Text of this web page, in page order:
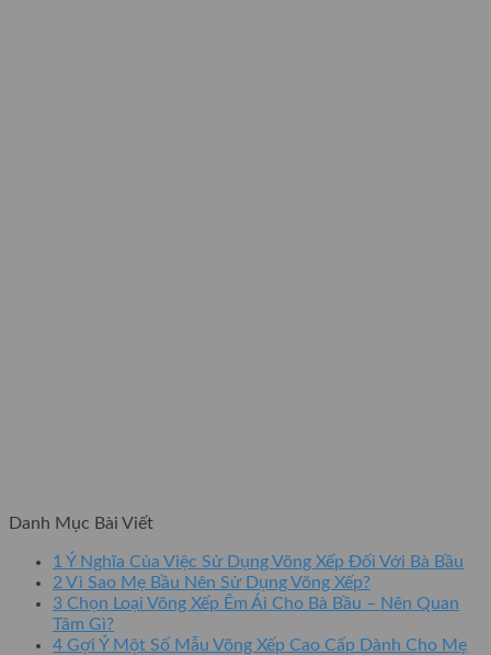
Danh Mục Bài Viết
1 Ý Nghĩa Của Việc Sử Dụng Võng Xếp Đối Với Bà Bầu
2 Vì Sao Mẹ Bầu Nên Sử Dụng Võng Xếp?
3 Chọn Loại Võng Xếp Êm Ái Cho Bà Bầu – Nên Quan
Tâm Gì?
4 Gợi Ý Một Số Mẫu Võng Xếp Cao Cấp Dành Cho Mẹ